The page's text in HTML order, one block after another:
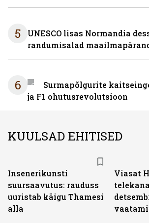
5
UNESCO lisas Normandia
randumisalad
6
Surmapõlgurite
ja F1 ohutusrevolutsioon
KUULSAD EHITISED
Insenerikunsti
suursaavutus: rauduss
uuristab käigu Thamesi
alla
Viasat